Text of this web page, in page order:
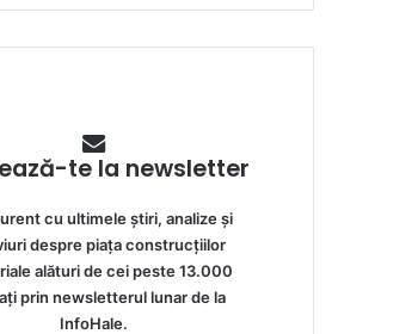
te la newsletter
cu ultimele știri, analize și
despre piața construcțiilor
alături de cei peste 13.000
prin newsletterul lunar de la
InfoHale.